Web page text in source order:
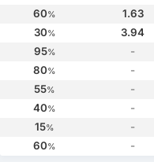
1.63
60%
3.94
30%
-
95%
-
80%
-
55%
-
40%
-
15%
-
60%